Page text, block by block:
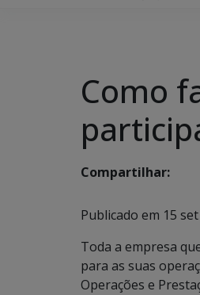
Como
Compartilhar:
Publicado em 15
Toda a empresa
para as suas
Operações e